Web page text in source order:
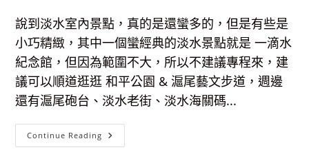
說到淡水室內景點，真的是還蠻多的，但是有些是
小巧精緻，其中一個蠻經典的淡水景點就是 一滴水
紀念館，但因為範圍不大，所以不建議專程來，建
議可以順道逛逛 和平公園 & 滬尾藝文步道，週邊
還有滬尾砲台、淡水老街、淡水海關碼...
Continue Reading 和
平